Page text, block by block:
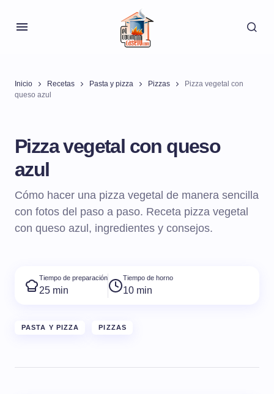
Inicio Recetas Pasta y pizza Pizzas
Pizza vegetal con
queso azul
Pizza vegetal con queso
azul
Cómo hacer una pizza vegetal de manera sencilla
con fotos del paso a paso. Receta pizza vegetal
con queso azul, ingredientes y consejos.
Tiempo de preparación
25 min
Tiempo de horno
10 min
PASTA Y PIZZA PIZZAS